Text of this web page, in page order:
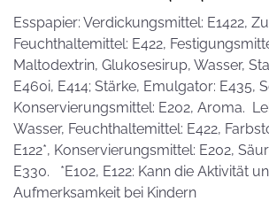
Esspapier: Verdickungsmittel: E1422,
Feuchthaltemittel: E422,
Maltodextrin, Glukosesirup, Wasser,
E460i, E414; Stärke, Emulgator: E435,
Konservierungsmittel: E202, Aroma.
Wasser, Feuchthaltemittel: E422,
E122*, Konservierungsmittel: E202,
E330. *E102, E122: Kann die Aktivität
Aufmerksamkeit bei Kindern